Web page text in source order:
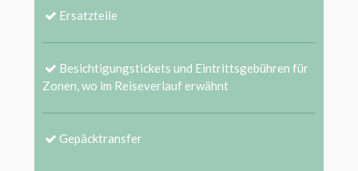
Ersatzteile
Besichtigungstickets und Eintrittsgebühren für
Zonen, wo im Reiseverlauf erwähnt
Gepäcktransfer